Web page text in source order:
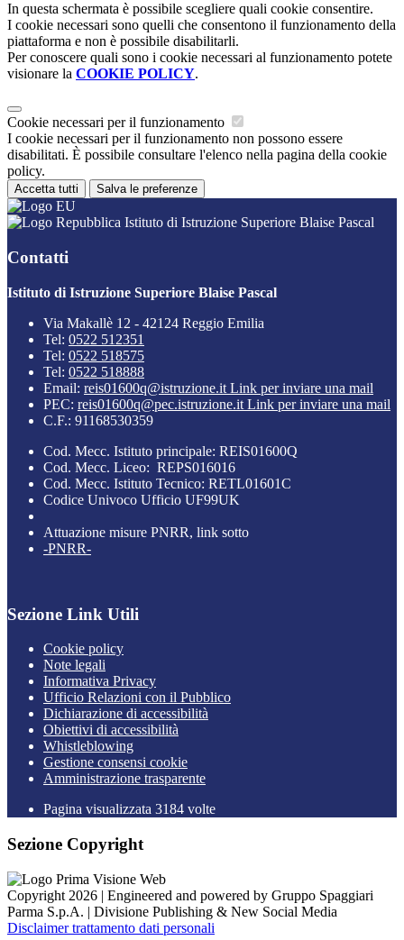
In questa schermata è possibile scegliere quali cookie consentire.
I cookie necessari sono quelli che consentono il funzionamento della
piattaforma e non è possibile disabilitarli.
Per conoscere quali sono i cookie necessari al funzionamento potete
visionare la COOKIE POLICY.
Cookie necessari per il funzionamento
I cookie necessari per il funzionamento non possono essere
disabilitati. È possibile consultare l'elenco nella pagina della cookie
policy.
Accetta tutti Salva le preferenze
Istituto di Istruzione Superiore Blaise Pascal
Contatti
Istituto di Istruzione Superiore Blaise Pascal
Via Makallè 12 - 42124 Reggio Emilia
Tel: 0522 512351
Tel: 0522 518575
Tel: 0522 518888
Email: reis01600q@istruzione.it Link per inviare una mail
PEC: reis01600q@pec.istruzione.it Link per inviare una mail
C.F.: 91168530359
Cod. Mecc. Istituto principale: REIS01600Q
Cod. Mecc. Liceo: REPS016016
Cod. Mecc. Istituto Tecnico: RETL01601C
Codice Univoco Ufficio UF99UK
Attuazione misure PNRR, link sotto
-PNRR-
Sezione Link Utili
Cookie policy
Note legali
Informativa Privacy
Ufficio Relazioni con il Pubblico
Dichiarazione di accessibilità
Obiettivi di accessibilità
Whistleblowing
Gestione consensi cookie
Amministrazione trasparente
Pagina visualizzata 3184 volte
Sezione Copyright
Copyright 2026 | Engineered and powered by Gruppo Spaggiari
Parma S.p.A. | Divisione Publishing & New Social Media
Disclaimer trattamento dati personali